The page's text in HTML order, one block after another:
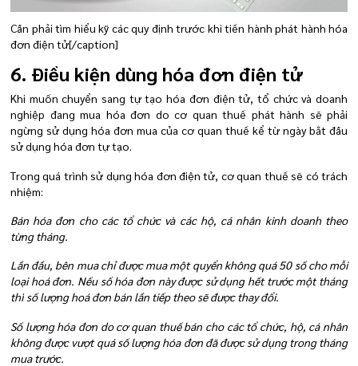
Cần phải tìm hiểu kỹ các quy định trước khi tiến hành phát hành hóa
đơn điện tử[/caption]
6. Điều kiện dùng hóa đơn điện tử
Khi muốn chuyển sang tự tạo hóa đơn điện tử, tổ chức và doanh
nghiệp đang mua hóa đơn do cơ quan thuế phát hành sẽ phải
ngừng sử dụng hóa đơn mua của cơ quan thuế kể từ ngày bắt đầu
sử dụng hóa đơn tự tạo.
Trong quá trình sử dụng hóa đơn điện tử, cơ quan thuế sẽ có trách
nhiệm:
Bán hóa đơn cho các tổ chức và các hộ, cá nhân kinh doanh theo
từng tháng.
Lần đầu, bên mua chỉ được mua một quyển không quá 50 số cho mỗi
loại hoá đơn. Nếu số hóa đơn này được sử dụng hết trước một tháng
thì số lượng hoá đơn bán lần tiếp theo sẽ được thay đổi.
Số lượng hóa đơn do cơ quan thuế bán cho các tổ chức, hộ, cá nhân
không được vượt quá số lượng hóa đơn đã được sử dụng trong tháng
mua trước.